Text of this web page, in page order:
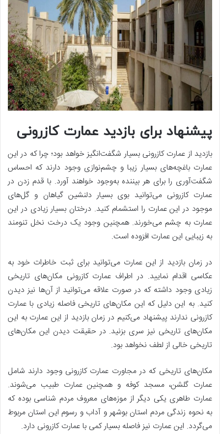
پیشنهاد برای بازدید عمارت کازرونی
بازدید از عمارت کازرونی بسیار شگفت‌انگیز خواهد بود؛ چرا که در این
عمارت باغچه‌های بسیار زیبا و چشم‌نوازی وجود دارند که احساس
شگفت‌آوری را برای هر بیننده به‌وجود خواهند آورد. با قدم زدن در
عمارت کازرونی می‌توانید بوی بسیار دلنشین گیاهان و گل‌های
موجود در این عمارت را استشمام کنید. درختان بسیار زیادی در این
عمارت به چشم می‌خورند. همچنین وجود یک درخت نخل تنومند
به زیبایی این عمارت افزوده است.
در زمان بازدید از این عمارت می‌توانید برای ثبت خاطرات خود به
عکاسی اقدام نمایید. در اطراف عمارت کازرونی مکان‌های تاریخی
زیادی وجود داشته که در صورت علاقه می‌توانید از آن‌ها نیز دیدن
کنید. به این دلیل که این مکان‌های تاریخی فاصله زیادی با عمارت
کازرونی ندارند پیشنهاد می‌کنیم در زمان بازدید از این عمارت به این
مکان‌های تاریخی نیز سری بزنید. در حقیقت دیدن این مکان‌های
تاریخی خالی از لطف نخواهد بود.
مکان‌های تاریخی که در مجاورت عمارت کازرونی وجود دارند شامل
عمارت گلشن، مسجد کوفه و همچنین عمارت طبیب می‌شوند.
عمارت طاهری یکی دیگر از موزه‌های معروف مردم ‌شناسی بوده که
به نحوه زندگی مردم استان بوشهر و آداب و رسوم این استان مربوط
می‌گردد. این عمارت نیز فاصله بسیار کمی با عمارت کازرونی دارد.